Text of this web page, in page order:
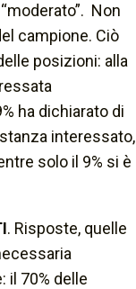
Non
campione. Ciò
posizioni: alla
ha dichiarato di
interessato,
solo il 9% si è
. Risposte, quelle
il 70% delle